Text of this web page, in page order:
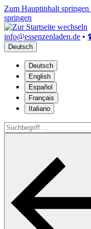
Zum Hauptinhalt springen
springen
info@essenzenladen.de •
Deutsch
Deutsch
English
Español
Français
Italiano